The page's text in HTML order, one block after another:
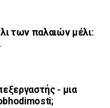
των παλαιών μέλι:
- μια